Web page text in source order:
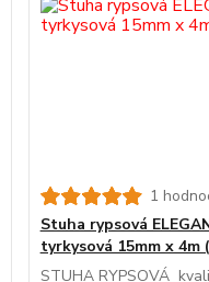
1
Stuha rypsová
tyrkysová 15mm x 4m
STUHA RYPSOVÁ